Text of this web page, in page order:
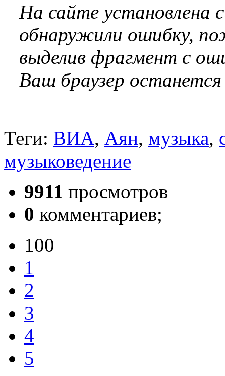
На сайте установлена
обнаружили ошибку,
выделив фрагмент с
Ваш браузер
Теги: ВИА, Аян, музыка,
музыковедение
9911 просмотров
0 комментариев;
100
1
2
3
4
5